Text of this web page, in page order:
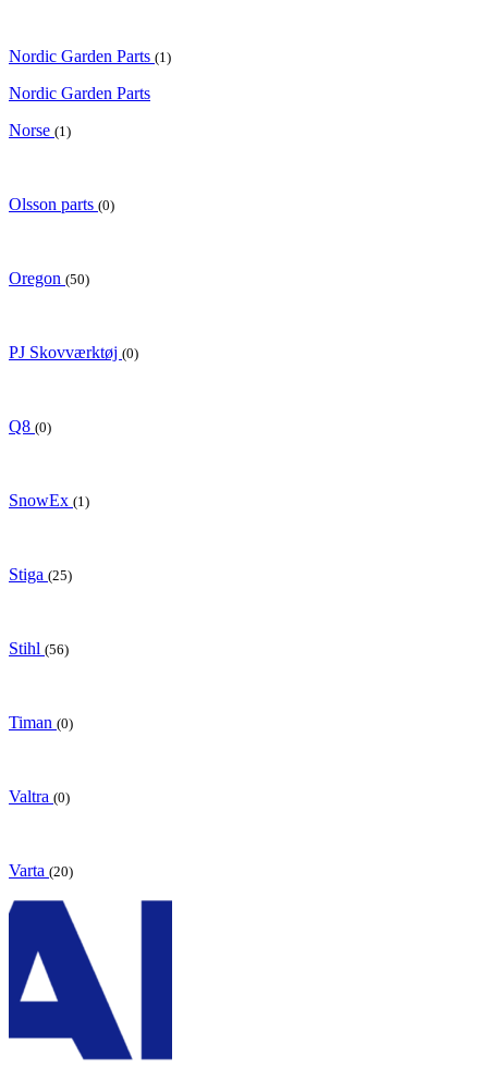
Nordic Garden Parts (1)
Nordic Garden Parts
Norse (1)
Olsson parts (0)
Oregon (50)
PJ Skovværktøj (0)
Q8 (0)
SnowEx (1)
Stiga (25)
Stihl (56)
Timan (0)
Valtra (0)
Varta (20)